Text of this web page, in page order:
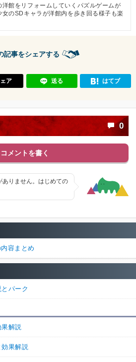
洋館をリフォームしていくパズルゲームが
女のSDキャラが洋館内を歩き回る様子も楽
記事をシェアする
ア 送る はてブ
0
コメントを書く
ありません。はじめての
容まとめ
パーク
果解説
効果解説